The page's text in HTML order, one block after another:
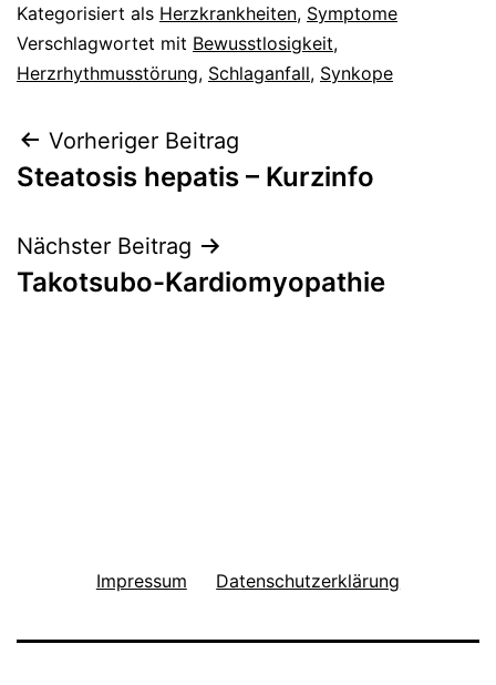
Kategorisiert als Herzkrankheiten, Symptome
Verschlagwortet mit Bewusstlosigkeit,
Herzrhythmusstörung, Schlaganfall, Synkope
Beitragsnavigation
Vorheriger Beitrag
Steatosis hepatis – Kurzinfo
Nächster Beitrag
Takotsubo-Kardiomyopathie
Impressum Datenschutzerklärung